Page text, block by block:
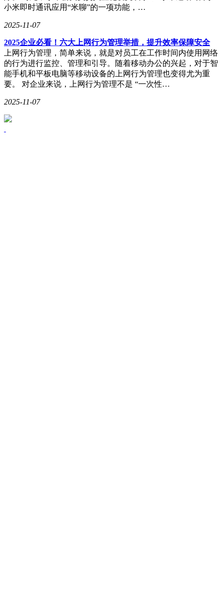
小米即时通讯应用“米聊”的一项功能，…
2025-11-07
2025企业必看！六大上网行为管理举措，提升效率保障安全
上网行为管理，简单来说，就是对员工在工作时间内使用网络
的行为进行监控、管理和引导。随着移动办公的兴起，对于智
能手机和平板电脑等移动设备的上网行为管理也变得尤为重
要。 对企业来说，上网行为管理不是 “一次性…
2025-11-07